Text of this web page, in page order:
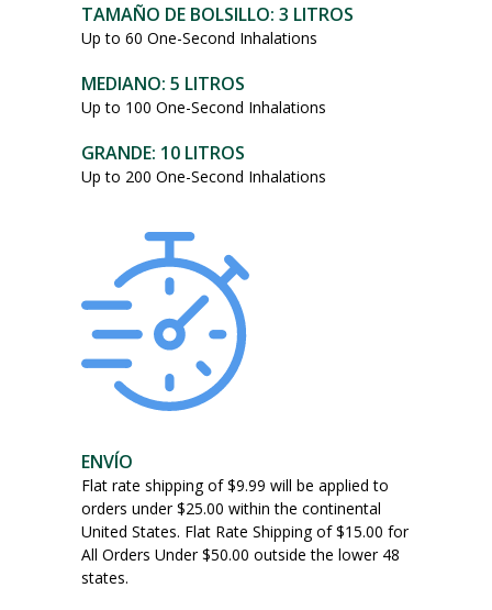
variantes.
Las
se
pueden
en
la
TAMAÑO DE BOLSILLO: 3 LITROS
Up to 60 One-Second Inhalations
MEDIANO: 5 LITROS
Up to 100 One-Second Inhalations
GRANDE: 10 LITROS
Up to 200 One-Second Inhalations
ENVÍO
Flat rate shipping of $9.99 will be applied to
orders under $25.00 within the continental
United States. Flat Rate Shipping of $15.00 for
All Orders Under $50.00 outside the lower 48
states.